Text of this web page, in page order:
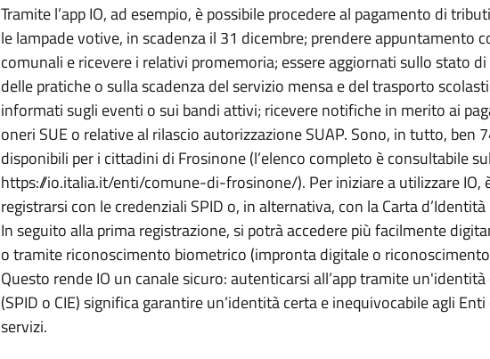
Tramite l’app IO, ad esempio, è possibile procedere al pagamento di
le lampade votive, in scadenza il 31 dicembre; prendere appuntamento
comunali e ricevere i relativi promemoria; essere aggiornati sullo stato
delle pratiche o sulla scadenza del servizio mensa e del trasporto
informati sugli eventi o sui bandi attivi; ricevere notifiche in merito ai
oneri SUE o relative al rilascio autorizzazione SUAP. Sono, in tutto, ben
disponibili per i cittadini di Frosinone (l’elenco completo è consultabile
https://io.italia.it/enti/comune-di-frosinone/). Per iniziare a utilizzare IO,
registrarsi con le credenziali SPID o, in alternativa, con la Carta d’Identità
In seguito alla prima registrazione, si potrà accedere più facilmente
o tramite riconoscimento biometrico (impronta digitale o
Questo rende IO un canale sicuro: autenticarsi all’app tramite
(SPID o CIE) significa garantire un’identità certa e inequivocabile agli
servizi.